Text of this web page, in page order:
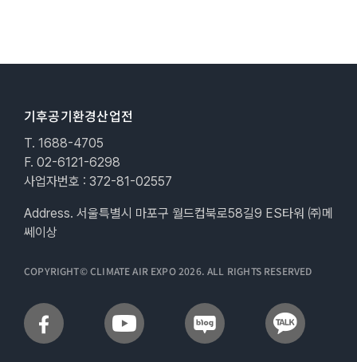
기후공기환경산업전
T. 1688-4705
F. 02-6121-6298
사업자번호 : 372-81-02557
Address. 서울특별시 마포구 월드컵북로58길9 ES타워 ㈜메
쎄이상
COPYRIGHT© CLIMATE AIR EXPO 2026. ALL RIGHTS RESERVED